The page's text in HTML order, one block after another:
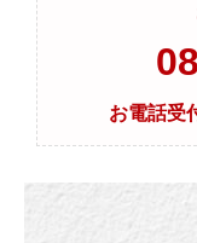
お電話